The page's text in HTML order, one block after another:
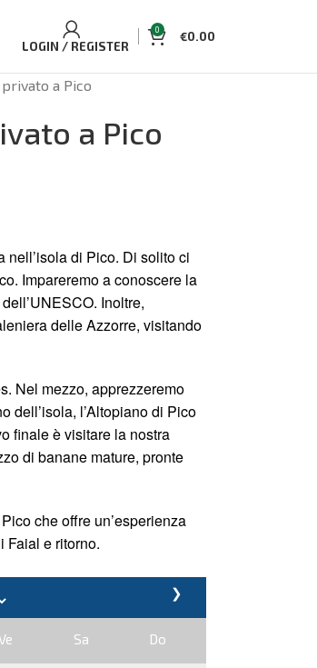
LOGIN / REGISTER
0 €0.00
a Pico
a Pico
nell’isola di Pico. Di solito ci
Impareremo a conoscere la
Inoltre,
delle Azzorre, visitando
Nel mezzo, apprezzeremo
dell’isola, l’Altopiano di Pico
finale è visitare la nostra
di banane mature, pronte
che offre un’esperienza
Faial e ritorno.
❯
Sa Do